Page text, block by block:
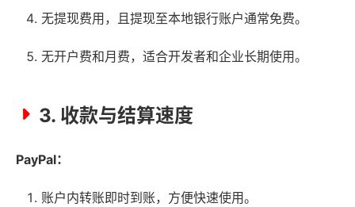
无提现费用，且提现至本地银行账户通常免费。
无开户费和月费，适合开发者和企业长期使用。
3. 收款与结算速度
PayPal：
账户内转账即时到账，方便快速使用。